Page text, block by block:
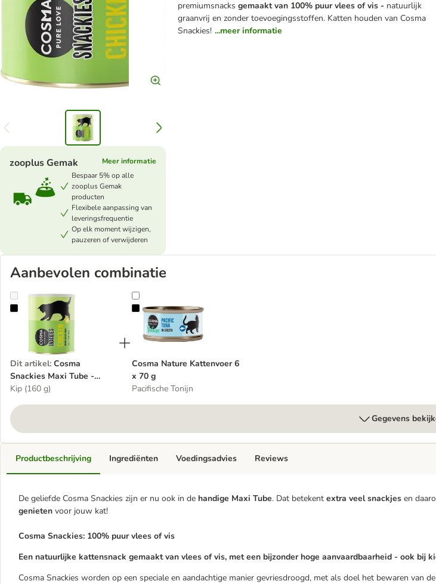
premiumsnacks gemaakt van 100% puur vlees of vis - natuurlijk
graanvrij en zonder toevoegingsstoffen. Katten houden van Cosma
Snackies! ...meer informatie
zooplus Gemak
Meer informatie
Bespaar 5% op alle
zooplus Gemak
producten
Flexibele aanpassing van
leveringsfrequentie
Op elk moment wijzigen,
pauzeren of verwijderen
Aanbevolen combinatie
Cosma Snackies Maxi Tube - Gevriesdroogde Kattensnacks
Dit artikel: Cosma
Snackies Maxi Tube -
Gevriesdroogde
Kip (160 g)
Cosma Nature Kattenvoer 6 x 70 g
Cosma Nature Kattenvoer 6
x 70 g
Pacifische Tonijn
Gegevens
Productbeschrijving
De geliefde Cosma Snackies zijn er nu ook in de handige Maxi Tube. Dat betekent extra veel snackjes en
genieten voor jouw kat!
Cosma Snackies: 100% puur vlees of vis
Een natuurlijke kattensnack gemaakt van vlees of vis, met een bijzonder hoge aanvaardbaarheid - ook bij
Cosma Snackies worden op een speciale en aandachtige manier gevriesdroogd, met als doel het bewaren van
Ingrediënten Voedingsadvies Reviews